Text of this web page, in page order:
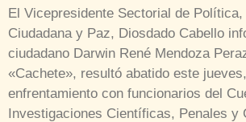
El Vicepresidente Sectorial de Política,
Ciudadana y Paz, Diosdado Cabello
ciudadano Darwin René Mendoza
«Cachete», resultó abatido este
enfrentamiento con funcionarios del
Investigaciones Científicas, Penales y